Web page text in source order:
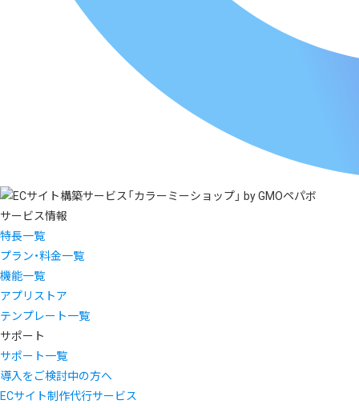
サービス情報
特長一覧
プラン・料金一覧
機能一覧
アプリストア
テンプレート一覧
サポート
サポート一覧
導入をご検討中の方へ
ECサイト制作代行サービス